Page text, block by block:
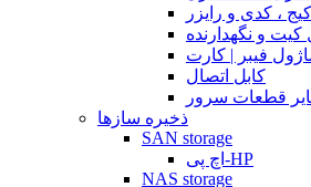
کیج ، کدی و رایزر
کیت و نگهدارنده
کابل اتصال
قطعات سرور
ذخیره سازها
SAN storage
اچ پی-HP
NAS storage